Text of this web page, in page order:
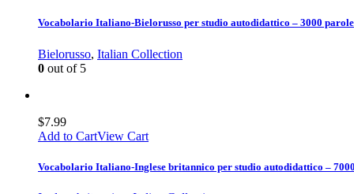
Vocabolario Italiano-Bielorusso per studio autodidattico – 3000 parole
Bielorusso, Italian Collection
0 out of 5
$7.99
Add to CartView Cart
Vocabolario Italiano-Inglese britannico per studio autodidattico –